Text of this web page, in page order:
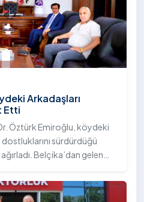
Murat Şahin’in yaptığı Akit
Atlası" programına
akademik yapısı, eğitim
öğrencilere sunduğu sosyal
Arkadaşları
Etti
Öztürk Emiroğlu, köydeki
dostluklarını sürdürdüğü
Belçika’dan gelen
Dr. Öztürk Emiroğlu’na